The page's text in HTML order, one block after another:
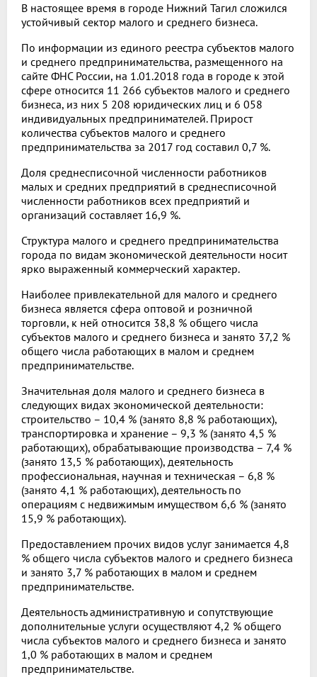
В настоящее время в городе Нижний Тагил сложился
устойчивый сектор малого и среднего бизнеса.
По информации из единого реестра субъектов малого
и среднего предпринимательства, размещенного на
сайте ФНС России, на 1.01.2018 года в городе к этой
сфере относится 11 266 субъектов малого и среднего
бизнеса, из них 5 208 юридических лиц и 6 058
индивидуальных предпринимателей. Прирост
количества субъектов малого и среднего
предпринимательства за 2017 год составил 0,7 %.
Доля среднесписочной численности работников
малых и средних предприятий в среднесписочной
численности работников всех предприятий и
организаций составляет 16,9 %.
Структура малого и среднего предпринимательства
города по видам экономической деятельности носит
ярко выраженный коммерческий характер.
Наиболее привлекательной для малого и среднего
бизнеса является сфера оптовой и розничной
торговли, к ней относится 38,8 % общего числа
субъектов малого и среднего бизнеса и занято 37,2 %
общего числа работающих в малом и среднем
предпринимательстве.
Значительная доля малого и среднего бизнеса в
следующих видах экономической деятельности:
строительство – 10,4 % (занято 8,8 % работающих),
транспортировка и хранение – 9,3 % (занято 4,5 %
работающих), обрабатывающие производства – 7,4 %
(занято 13,5 % работающих), деятельность
профессиональная, научная и техническая – 6,8 %
(занято 4,1 % работающих), деятельность по
операциям с недвижимым имуществом 6,6 % (занято
15,9 % работающих).
Предоставлением прочих видов услуг занимается 4,8
% общего числа субъектов малого и среднего бизнеса
и занято 3,7 % работающих в малом и среднем
предпринимательстве.
Деятельность административную и сопутствующие
дополнительные услуги осуществляют 4,2 % общего
числа субъектов малого и среднего бизнеса и занято
1,0 % работающих в малом и среднем
предпринимательстве.